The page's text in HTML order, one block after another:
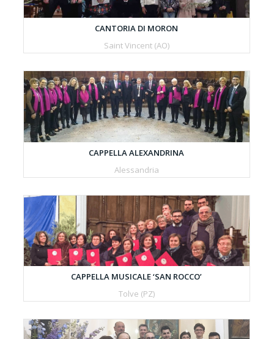
CANTORIA DI MORON
Saint Vincent (AO)
CAPPELLA ALEXANDRINA
Alessandria
CAPPELLA MUSICALE ‘SAN ROCCO’
Tolve (PZ)